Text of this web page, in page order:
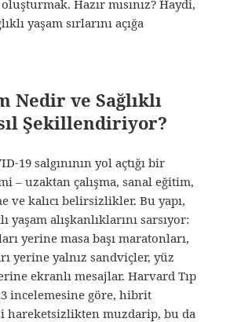
Hazır mısınız? Haydi,
yaşam sırlarını açığa
Nedir ve Sağlıklı
Şekillendiriyor?
19 salgınının yol açtığı bir
– uzaktan çalışma, sanal eğitim,
ve kalıcı belirsizlikler. Bu yapı,
yaşam alışkanlıklarını sarsıyor:
yerine masa başı maratonları,
yerine yalnız sandviçler, yüz
ekranlı mesajlar. Harvard Tıp
incelemesine göre, hibrit
hareketsizlikten muzdarip, bu da